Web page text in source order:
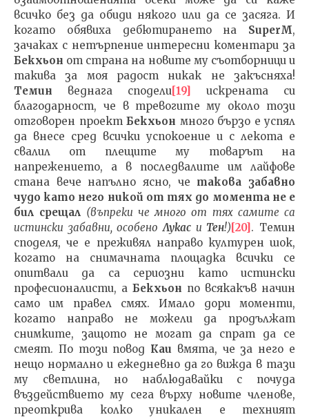
всичко без да обиди някого или да се засяга. И
когато обявиха дебютирането на SuperM,
зачаках с нетърпение интересни коментари за
Бекхьон от страна на новите му съотборници и
такива за моя радост никак не закъсняха!
Темин веднага сподели[19] искрената си
благодарност, че в тревогите му около този
отговорен проект Бекхьон много бързо е успял
да внесе сред всички успокоение и с лекота е
свалил от плещите му товарът на
напрежението, а в последвалите им лайфове
стана вече напълно ясно, че такова забавно
чудо като него никой от тях до момента не е
бил срещал (въпреки че много от тях самите са
истински забавни, особеноЛукас иТен!)[20]. Темин
споделя, че е преживял направо културен шок,
когато на снимачната площадка всички се
опитвали да са сериозни като истински
професионалисти, а Бекхьон по всякакъв начин
само им правел смях. Имало дори моменти,
когато направо не можели да продължат
снимките, защото не могат да спрат да се
смеят. По този повод Каи вмята, че за него е
нещо нормално и ежедневно да го вижда в тази
му светлина, но наблюдавайки с почуда
въздействието му сега върху новите членове,
преоткрива колко уникален е техният